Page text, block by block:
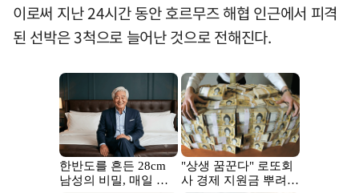
이로써 지난 24시간 동안 호르무즈 해협 인근에서 피격
된 선박은 3척으로 늘어난 것으로 전해진다.